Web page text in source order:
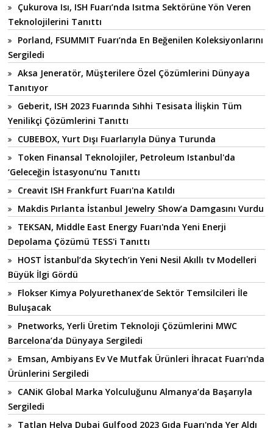
Çukurova Isı, ISH Fuarı’nda Isıtma Sektörüne Yön Veren
Teknolojilerini Tanıttı
Porland, FSUMMIT Fuarı’nda En Beğenilen Koleksiyonlarını
Sergiledi
Aksa Jeneratör, Müşterilere Özel Çözümlerini Dünyaya
Tanıtıyor
Geberit, ISH 2023 Fuarında Sıhhi Tesisata İlişkin Tüm
Yenilikçi Çözümlerini Tanıttı
CUBEBOX, Yurt Dışı Fuarlarıyla Dünya Turunda
Token Finansal Teknolojiler, Petroleum Istanbul'da
‘Geleceğin İstasyonu’nu Tanıttı
Creavit ISH Frankfurt Fuarı'na Katıldı
Makdis Pırlanta İstanbul Jewelry Show’a Damgasını Vurdu
TEKSAN, Middle East Energy Fuarı'nda Yeni Enerji
Depolama Çözümü TESS'i Tanıttı
HOST İstanbul’da Skytech’in Yeni Nesil Akıllı tv Modelleri
Büyük İlgi Gördü
Flokser Kimya Polyurethanex’de Sektör Temsilcileri İle
Buluşacak
Pnetworks, Yerli Üretim Teknoloji Çözümlerini MWC
Barcelona’da Dünyaya Sergiledi
Emsan, Ambiyans Ev Ve Mutfak Ürünleri İhracat Fuarı'nda
Ürünlerini Sergiledi
CANiK Global Marka Yolculuğunu Almanya’da Başarıyla
Sergiledi
Tatlan Helva Dubai Gulfood 2023 Gıda Fuarı'nda Yer Aldı